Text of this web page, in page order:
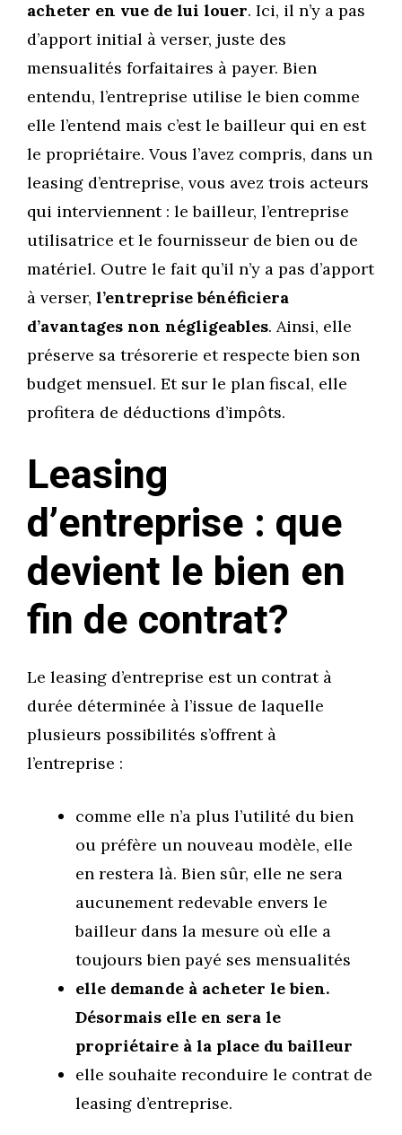
acheter en vue de lui louer. Ici, il n’y a pas
d’apport initial à verser, juste des
mensualités forfaitaires à payer. Bien
entendu, l’entreprise utilise le bien comme
elle l’entend mais c’est le bailleur qui en est
le propriétaire. Vous l’avez compris, dans un
leasing d’entreprise, vous avez trois acteurs
qui interviennent : le bailleur, l’entreprise
utilisatrice et le fournisseur de bien ou de
matériel. Outre le fait qu’il n’y a pas d’apport
à verser, l’entreprise bénéficiera
d’avantages non négligeables. Ainsi, elle
préserve sa trésorerie et respecte bien son
budget mensuel. Et sur le plan fiscal, elle
profitera de déductions d’impôts.
Leasing
d’entreprise : que
devient le bien en
fin de contrat?
Le leasing d’entreprise est un contrat à
durée déterminée à l’issue de laquelle
plusieurs possibilités s’offrent à
l’entreprise :
comme elle n’a plus l’utilité du bien
ou préfère un nouveau modèle, elle
en restera là. Bien sûr, elle ne sera
aucunement redevable envers le
bailleur dans la mesure où elle a
toujours bien payé ses mensualités
elle demande à acheter le bien.
Désormais elle en sera le
propriétaire à la place du bailleur
elle souhaite reconduire le contrat de
leasing d’entreprise.